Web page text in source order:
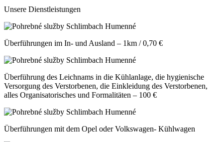
Unsere Dienstleistungen
Überführungen im In- und Ausland – 1km / 0,70 €
Überführung des Leichnams in die Kühlanlage, die hygienische
Versorgung des Verstorbenen, die Einkleidung des Verstorbenen,
alles Organisatorisches und Formalitäten – 100 €
Überführungen mit dem Opel oder Volkswagen- Kühlwagen